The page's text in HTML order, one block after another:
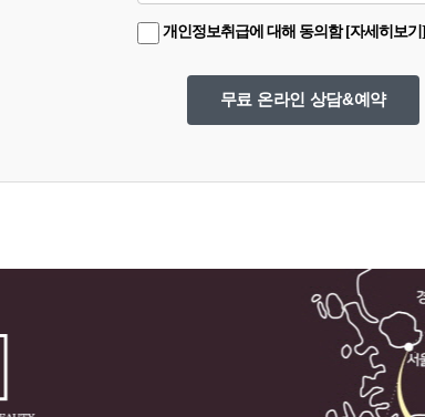
개인정보취급에 대해 동의함 [자세히보기]